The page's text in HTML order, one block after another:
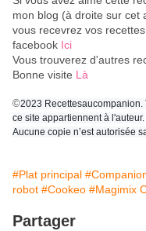
mon blog (à droite sur cet
vous recevrez vos
facebook Ici
Vous trouverez d'autres
Bonne visite Là
©2023 Recettesaucompanion.
ce site appartiennent à l'auteur.
Aucune copie n’est autorisée
#Plat principal
robot #Cookeo #Magimix
Partager